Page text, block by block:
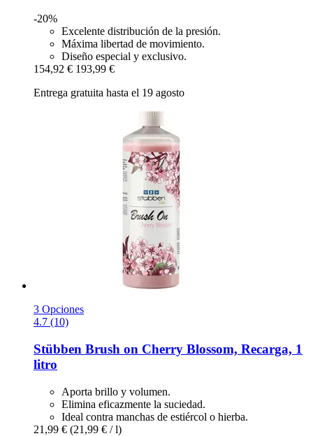
-20%
Excelente distribución de la presión.
Máxima libertad de movimiento.
Diseño especial y exclusivo.
154,92 € 193,99 €
Entrega gratuita hasta el 19 agosto
3 Opciones
4.7 (10)
Stübben Brush on Cherry Blossom, Recarga, 1
litro
Aporta brillo y volumen.
Elimina eficazmente la suciedad.
Ideal contra manchas de estiércol o hierba.
21,99 € (21,99 € / l)